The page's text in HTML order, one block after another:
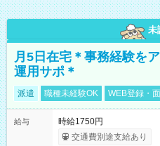
未
月5日在宅＊事務経験を
運用サポ＊
派遣 職種未経験OK WEB登録・
給与
時給1750円
交通費別途支給あり